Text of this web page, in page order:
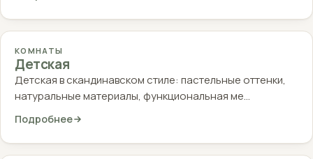
КОМНАТЫ
Детская
Детская в скандинавском стиле: пастельные оттенки,
натуральные материалы, функциональная ме…
Подробнее